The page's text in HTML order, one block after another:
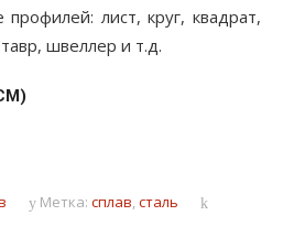
лист, круг, квадрат,
швеллер и т.д.
Метка: сплав,сталь